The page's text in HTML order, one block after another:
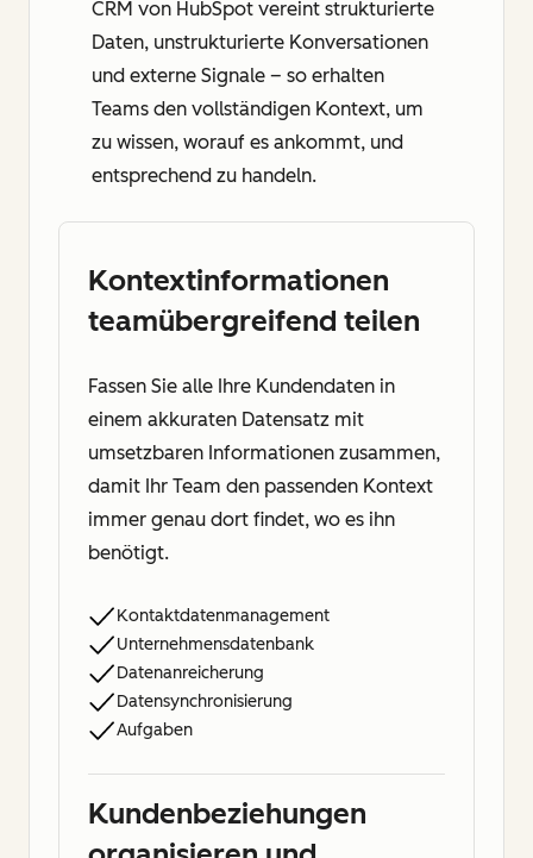
CRM von HubSpot vereint strukturierte
Daten, unstrukturierte Konversationen
und externe Signale – so erhalten
Teams den vollständigen Kontext, um
zu wissen, worauf es ankommt, und
entsprechend zu handeln.
Kontextinformationen
teamübergreifend teilen
Fassen Sie alle Ihre Kundendaten in
einem akkuraten Datensatz mit
umsetzbaren Informationen zusammen,
damit Ihr Team den passenden Kontext
immer genau dort findet, wo es ihn
benötigt.
Kontaktdatenmanagement
Unternehmensdatenbank
Datenanreicherung
Datensynchronisierung
Aufgaben
Kundenbeziehungen